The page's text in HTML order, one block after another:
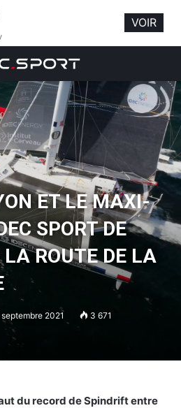
ET LE MAXI-
SPORT DE
LA ROUTE DE LA
2021 3 671
du record de Spindrift entre
VOIR